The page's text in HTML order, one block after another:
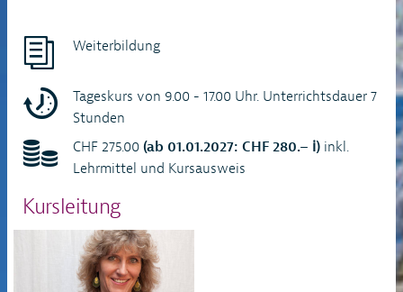
Weiterbildung
Tageskurs von 9.00 - 17.00 Uhr. Unterrichtsdauer 7
Stunden
CHF 275.00(ab 01.01.2027: CHF 280.– ℹ) inkl.
Lehrmittel und Kursausweis
Kursleitung